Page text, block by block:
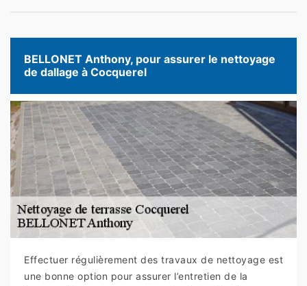
BELLONET Anthony, pour assurer le nettoyage
de dallage à Cocquerel
Effectuer régulièrement des travaux de nettoyage est
une bonne option pour assurer l’entretien de la